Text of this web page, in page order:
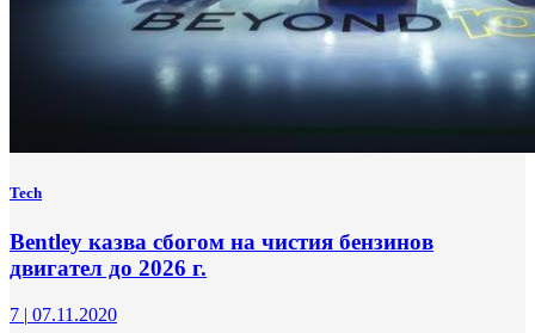
Tech
Bentley казва сбогом на чистия бензинов
двигател до 2026 г.
7 | 07.11.2020